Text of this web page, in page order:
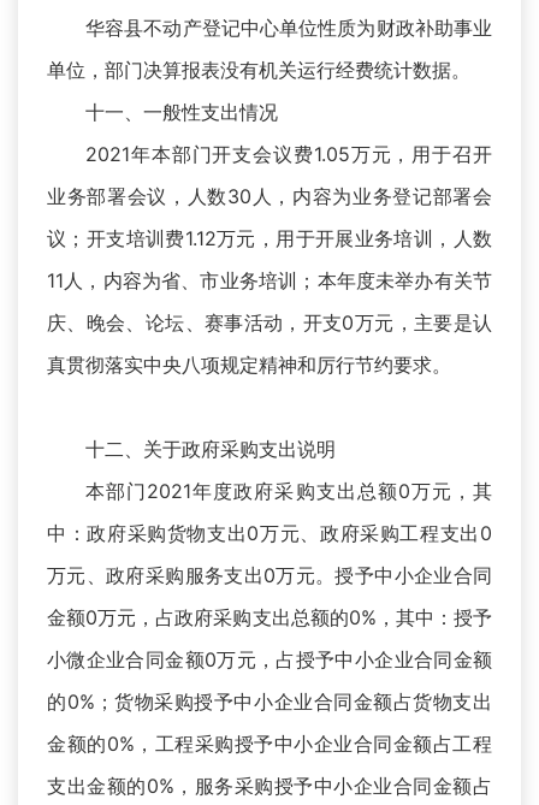
华容县不动产登记中心单位性质为财政补助事业
单位，部门决算报表没有机关运行经费统计数据。
十一、一般性支出情况
2021年本部门开支会议费1.05万元，用于召开
业务部署会议，人数30人，内容为业务登记部署会
议；开支培训费1.12万元，用于开展业务培训，人数
11人，内容为省、市业务培训；本年度未举办有关节
庆、晚会、论坛、赛事活动，开支0万元，主要是认
真贯彻落实中央八项规定精神和厉行节约要求。
十二、关于政府采购支出说明
本部门2021年度政府采购支出总额0万元，其
中：政府采购货物支出0万元、政府采购工程支出0
万元、政府采购服务支出0万元。授予中小企业合同
金额0万元，占政府采购支出总额的0%，其中：授予
小微企业合同金额0万元，占授予中小企业合同金额
的0%；货物采购授予中小企业合同金额占货物支出
金额的0%，工程采购授予中小企业合同金额占工程
支出金额的0%，服务采购授予中小企业合同金额占